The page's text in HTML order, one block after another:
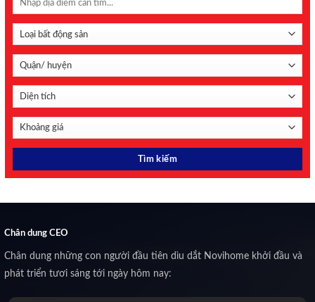
Chân dung CEO
Chân dung những con người đầu tiên dìu dắt Novihome khởi đầu và
phát triển tươi sáng tới ngày hôm nay: